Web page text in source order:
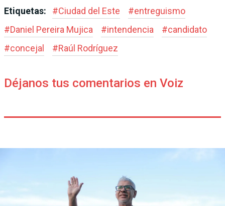
Etiquetas: #Ciudad del Este #entreguismo
#Daniel Pereira Mujica #intendencia #candidato
#concejal #Raúl Rodríguez
Déjanos tus comentarios en Voiz